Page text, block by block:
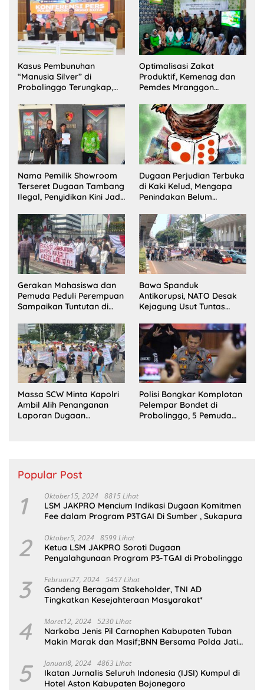
Kasus Pembunuhan
“Manusia Silver” di
Probolinggo Terungkap,
Satu Buron
Optimalisasi Zakat
Produktif, Kemenag dan
Pemdes Mranggon
Pelaksana Kampung
Zakat
Nama Pemilik Showroom
Terseret Dugaan Tambang
Ilegal, Penyidikan Kini Jadi
Dugaan Perjudian Terbuka
di Kaki Kelud, Mengapa
Penindakan Belum
Gerakan Mahasiswa dan
Pemuda Peduli Perempuan
Sampaikan Tuntutan di
Bawa Spanduk
Antikorupsi, NATO Desak
Kejagung Usut Tuntas
Massa SCW Minta Kapolri
Ambil Alih Penanganan
Laporan Dugaan
Polisi Bongkar Komplotan
Pelempar Bondet di
Probolinggo, 5 Pemuda
Popular Post
1 Oktober15, 2024 8815 Lihat
LSM JAKPRO Mencium Indikasi Dugaan Komitmen
Fee dalam Program P3TGAI Di Sumber , Sukapura
2 Oktober5, 2024 8599 Lihat
Ketua LSM JAKPRO Soroti Dugaan
Penyalahgunaan Program P3-TGAI di Probolinggo
3 Februari27, 2024 5457 Lihat
Gandeng Beragam Stakeholder, TNI AD
Tingkatkan Kesejahteraan Masyarakat*
4 Maret12, 2024 5230 Lihat
Narkoba Jenis Pil Carnophen Kabupaten Tuban
Makin Marak dan Masif;BNN Bersama Polda Jatim
5 Januari8, 2024 4863 Lihat
Ikatan Jurnalis Seluruh Indonesia (IJSI) Kumpul di
Hotel Aston Kabupaten Bojonegoro